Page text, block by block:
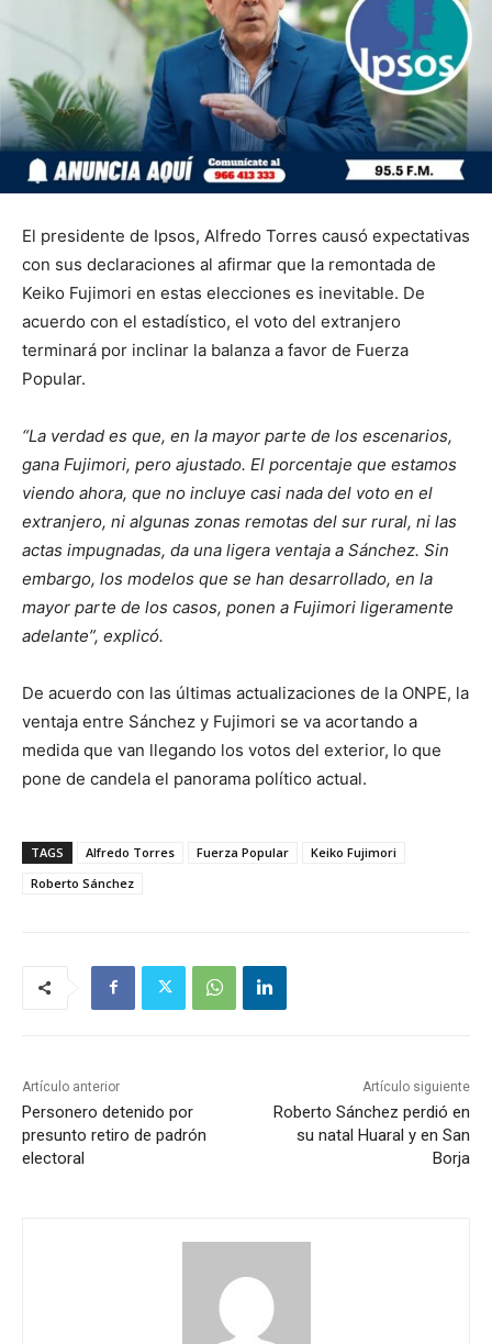
El presidente de Ipsos, Alfredo Torres causó expectativas
con sus declaraciones al afirmar que la remontada de
Keiko Fujimori en estas elecciones es inevitable. De
acuerdo con el estadístico, el voto del extranjero
terminará por inclinar la balanza a favor de Fuerza
Popular.
“La verdad es que, en la mayor parte de los escenarios,
gana Fujimori, pero ajustado. El porcentaje que estamos
viendo ahora, que no incluye casi nada del voto en el
extranjero, ni algunas zonas remotas del sur rural, ni las
actas impugnadas, da una ligera ventaja a Sánchez. Sin
embargo, los modelos que se han desarrollado, en la
mayor parte de los casos, ponen a Fujimori ligeramente
adelante”, explicó.
De acuerdo con las últimas actualizaciones de la ONPE, la
ventaja entre Sánchez y Fujimori se va acortando a
medida que van llegando los votos del exterior, lo que
pone de candela el panorama político actual.
TAGS Alfredo Torres Fuerza Popular
Keiko Fujimori
Roberto Sánchez
Artículo anterior
Personero detenido por
presunto retiro de padrón
electoral
Artículo siguiente
Roberto Sánchez perdió en
su natal Huaral y en San
Borja